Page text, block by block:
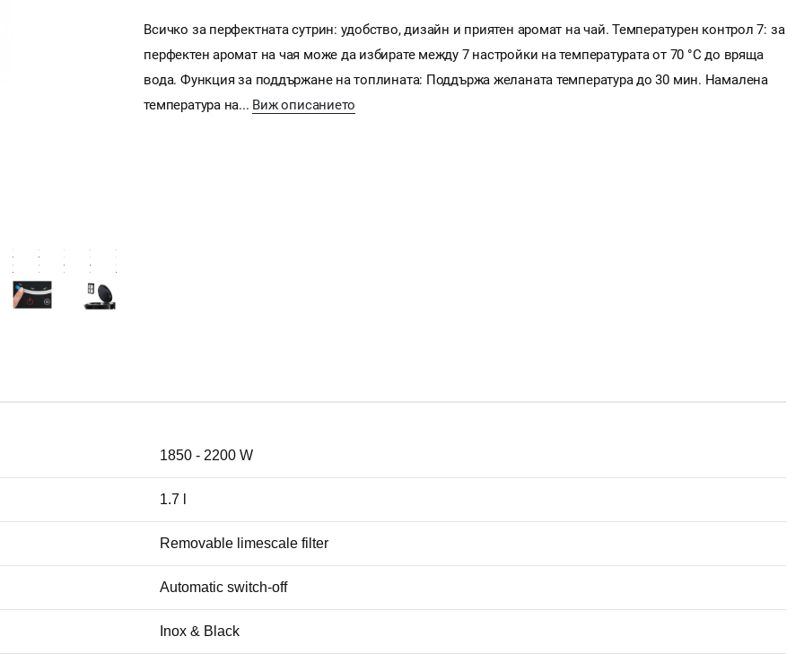
Всичко за перфектната сутрин: удобство, дизайн и приятен аромат на чай. Температурен контрол 7: за
перфектен аромат на чая може да избирате между 7 настройки на температурата от 70 °C до вряща
вода. Функция за поддържане на топлината: Поддържа желаната температура до 30 мин. Намалена
температура на... Виж описанието
1850 - 2200 W
1.7 l
Removable limescale filter
Automatic switch-off
Inox & Black